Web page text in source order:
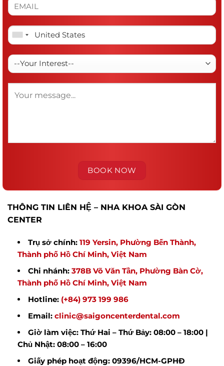
THÔNG TIN LIÊN HỆ – NHA KHOA SÀI GÒN
CENTER
Trụ sở chính: 119 Yersin, Phường Bến Thành,
Thành phố Hồ Chí Minh, Việt Nam
Chi nhánh: 378B Võ Văn Tần, Phường Bàn Cờ,
Thành phố Hồ Chí Minh, Việt Nam
Hotline: (+84) 973 199 986
Email: clinic@saigoncenterdental.com
Giờ làm việc: Thứ Hai – Thứ Bảy: 08:00 – 18:00 |
Chủ Nhật: 08:00 – 16:00
Giấy phép hoạt động: 09396/HCM-GPHĐ